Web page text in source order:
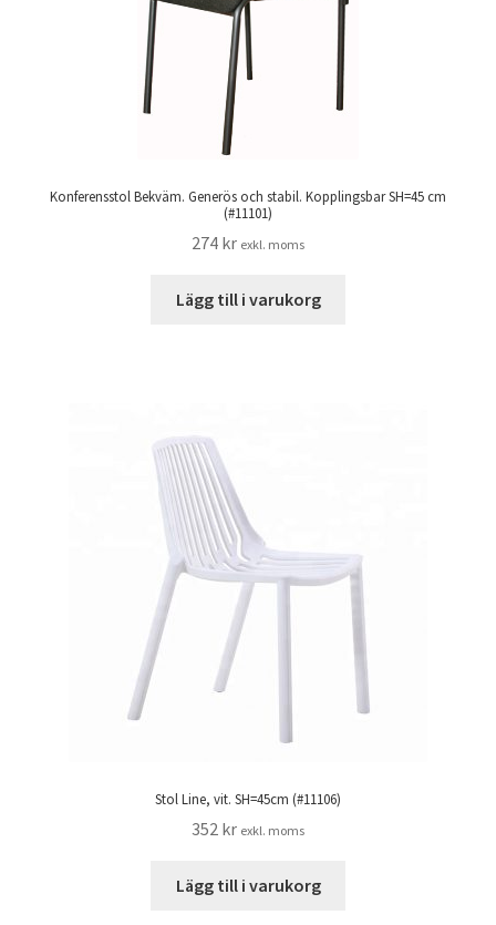
Konferensstol Bekväm. Generös och stabil. Kopplingsbar SH=45 cm
(#11101)
274 kr exkl. moms
Lägg till i varukorg
Stol Line, vit. SH=45cm (#11106)
352 kr exkl. moms
Lägg till i varukorg